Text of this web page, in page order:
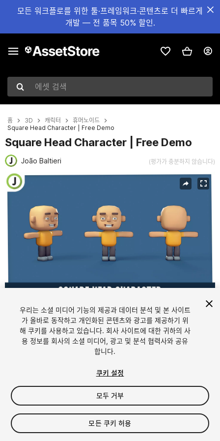
모든 워크플로를 위한 툴·프레임워크·콘텐츠로 더 빠르게
개발 — 전 품목 50% 할인.
에셋 검색
홈 3D 캐릭터
휴머노이드
Square Head Character | Free Demo
Square Head Character | Free Demo
João Baltieri (평가가 충분하지 않습니다)
현재 슬라이드: 1 / 4
FREE
19viewsin the past week
우리는 소셜 미디어 기능의 제공과 데이터 분석 및 본 사이트
가 올바로 동작하고 개인화된 콘텐츠와 광고를 제공하기 위
해 쿠키를 사용하고 있습니다. 회사 사이트에 대한 귀하의 사
용 정보를 회사의 소셜 미디어, 광고 및 분석 협력사와 공유
합니다.
쿠키 설정
모두 거부
모든 쿠키 허용